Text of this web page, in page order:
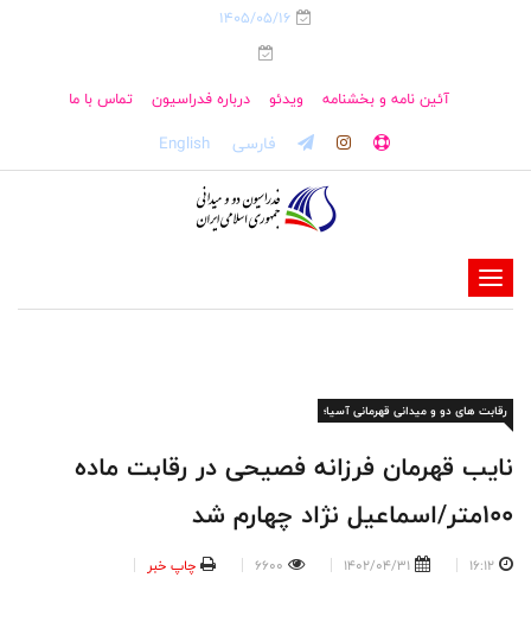
1405/05/16
آئین نامه و بخشنامه ویدئو درباره فدراسیون تماس با ما
فارسی English
-
-
-
رقابت های دو و میدانی قهرمانی آسیا؛
نایب قهرمان فرزانه فصیحی در رقابت ماده
۱۰۰متر/اسماعیل نژاد چهارم شد
16:12
1402/04/31
6600 چاپ خبر